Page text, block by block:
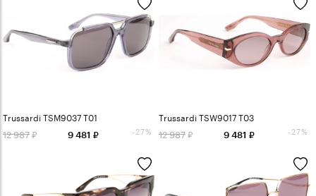
Trussardi TSM9037 T01
12 987 9 481 -27%
Trussardi TSW9017 T03
12 987 9 481 -27%